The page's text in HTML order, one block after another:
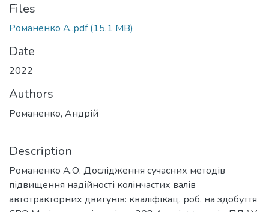
Files
Романенко А..pdf(15.1 MB)
Date
2022
Authors
Романенко, Андрій
Description
Романенко А.О. Дослідження сучасних методів
підвищення надійності колінчастих валів
автотракторних двигунів: кваліфікац. роб. на здобуття